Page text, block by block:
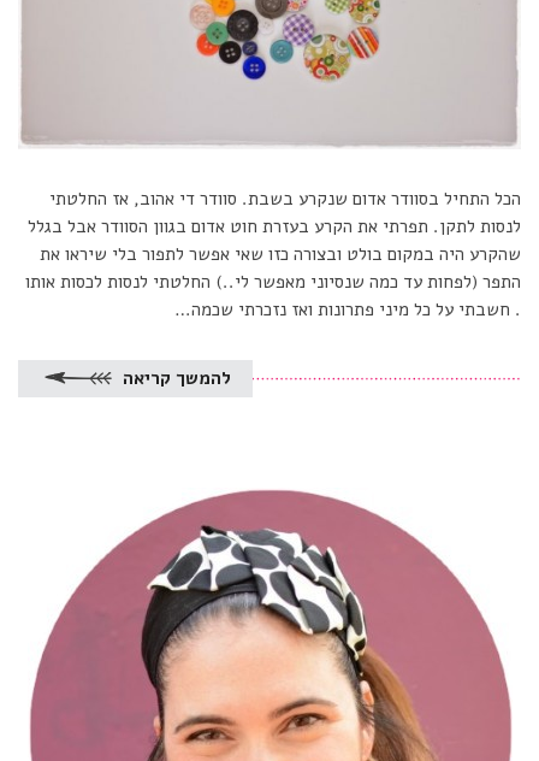
הכל התחיל בסוודר אדום שנקרע בשבת. סוודר די אהוב, אז החלטתי
לנסות לתקן. תפרתי את הקרע בעזרת חוט אדום בגוון הסוודר אבל בגלל
שהקרע היה במקום בולט ובצורה כזו שאי אפשר לתפור בלי שיראו את
התפר (לפחות עד כמה שנסיוני מאפשר לי..) החלטתי לנסות לכסות אותו
. חשבתי על כל מיני פתרונות ואז נזכרתי שכמה…
להמשך קריאה